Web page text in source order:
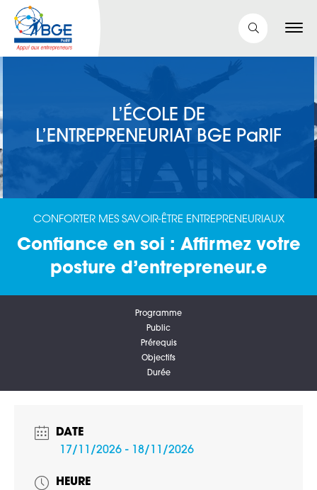
L’ÉCOLE DE
L’ENTREPRENEURIAT BGE PaRIF
CONFORTER MES SAVOIR-ÊTRE ENTREPRENEURIAUX
Confiance en soi : Affirmez votre
posture d’entrepreneur.e
Programme
Public
Prérequis
Objectifs
Durée
DATE
17/11/2026 - 18/11/2026
HEURE